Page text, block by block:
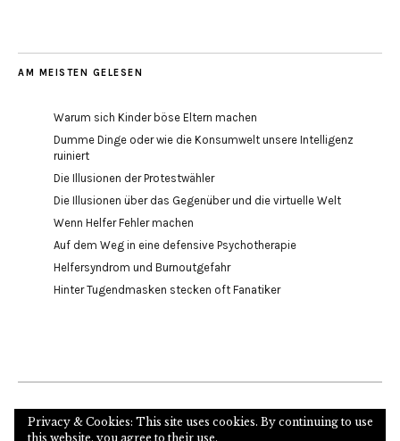
AM MEISTEN GELESEN
Warum sich Kinder böse Eltern machen
Dumme Dinge oder wie die Konsumwelt unsere Intelligenz
ruiniert
Die Illusionen der Protestwähler
Die Illusionen über das Gegenüber und die virtuelle Welt
Wenn Helfer Fehler machen
Auf dem Weg in eine defensive Psychotherapie
Helfersyndrom und Burnoutgefahr
Hinter Tugendmasken stecken oft Fanatiker
Internetseite des Autors und Psychoanalytikers
Privacy & Cookies: This site uses cookies. By continuing to use
this website, you agree to their use.